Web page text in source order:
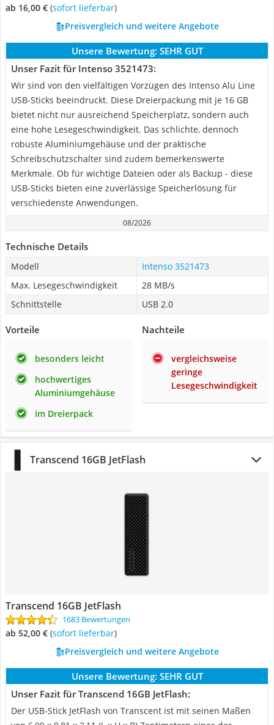
ab 16,00 € ( Sofort lieferbar)
Preisvergleich und weitere Angebote
Unsere Bewertung: SEHR GUT
Unser Fazit für Intenso 3521473:
Wir sind von den vielfältigen Vorzügen des Intenso Alu Line
USB-Sticks beeindruckt. Diese Dreierpackung mit je 16 GB
bietet nicht nur ausreichend Speicherplatz, sondern auch
eine hohe Lesegeschwindigkeit. Das schlichte, dennoch
robuste Aluminiumgehäuse und der praktische
Schreibschutzschalter sind zudem bemerkenswerte
Merkmale. Ob für wichtige Dateien oder als Backup - diese
USB-Sticks bieten eine zuverlässige Speicherlösung für
verschiedenste Anwendungen.
08/2026
Technische Details
Modell
Intenso 3521473
Max. Lesegeschwindigkeit
28 MB/s
Schnittstelle
USB 2.0
Vorteile
besonders leicht
hochwertiges
Aluminiumgehäuse
im Dreierpack
Nachteile
vergleichsweise
geringe
Lesegeschwindigkeit
Transcend 16GB JetFlash
Transcend 16GB JetFlash
1683 Bewertungen
ab 52,00 € ( Sofort lieferbar)
Preisvergleich und weitere Angebote
Unsere Bewertung: SEHR GUT
Unser Fazit für Transcend 16GB JetFlash:
Der USB-Stick JetFlash von Transcent ist mit seinen Maßen